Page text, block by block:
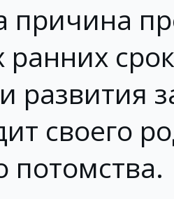
причина
ранних
развития
своего
потомства.